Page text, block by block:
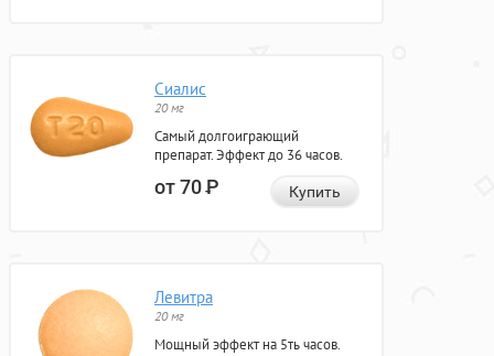
Сиалис
20 мг
Самый долгоиграющий
препарат. Эффект до 36 часов.
от 70Р Купить
Левитра
20 мг
Мощный эффект на 5ть часов.